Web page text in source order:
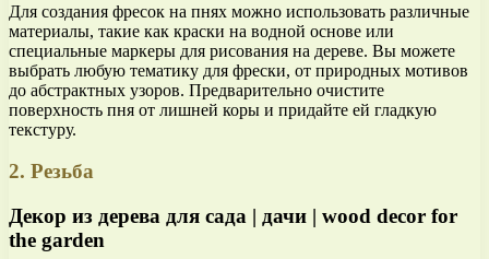
Для создания фресок на пнях можно использовать различные
материалы, такие как краски на водной основе или
специальные маркеры для рисования на дереве. Вы можете
выбрать любую тематику для фрески, от природных мотивов
до абстрактных узоров. Предварительно очистите
поверхность пня от лишней коры и придайте ей гладкую
текстуру.
2. Резьба
Декор из дерева для сада | дачи | wood decor for
the garden